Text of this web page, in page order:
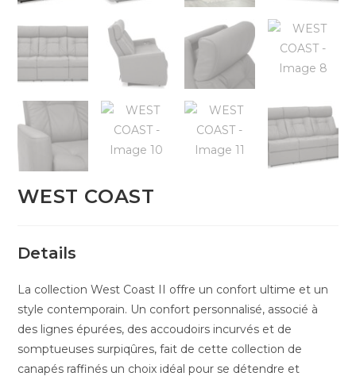
WEST COAST
Details
La collection West Coast II offre un confort ultime et un
style contemporain. Un confort personnalisé, associé à
des lignes épurées, des accoudoirs incurvés et de
somptueuses surpiqûres, fait de cette collection de
canapés raffinés un choix idéal pour se détendre et